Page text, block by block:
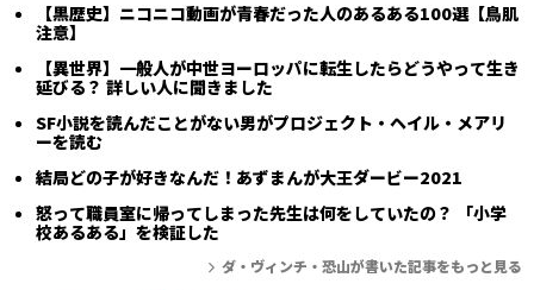
【黒歴史】ニコニコ動画が青春だった人のあるある100選【鳥肌
注意】
【異世界】一般人が中世ヨーロッパに転生したらどうやって生き
延びる？ 詳しい人に聞きました
SF小説を読んだことがない男がプロジェクト・ヘイル・メアリ
ーを読む
結局どの子が好きなんだ！あずまんが大王ダービー2021
怒って職員室に帰ってしまった先生は何をしていたの？ 「小学
校あるある」を検証した
ダ・ヴィンチ・恐山が書いた記事をもっと見る